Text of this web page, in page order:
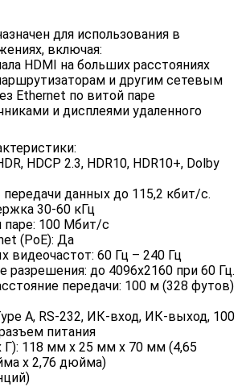
для использования в
включая:
HDMI на больших расстояниях
и другим сетевым
Ethernet по витой паре
и дисплеями удаленного
HDCP 2.3, HDR10, HDR10+, Dolby
передачи данных до 115,2 кбит/с.
30-60 кГц
паре: 100 Мбит/с
(PoE): Да
видеочастот: 60 Гц – 240 Гц
до 4096x2160 при 60 Гц.
передачи: 100 м (328 футов)
A, RS-232, ИК-вход, ИК-выход, 100
питания
Г): 118 мм х 25 мм х 70 мм (4,65
х 2,76 дюйма)